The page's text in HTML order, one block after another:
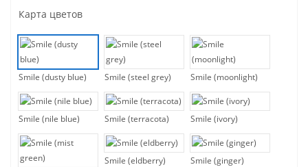
Карта цветов
Smile (dusty blue) Smile (steel grey) Smile (moonlight)
Smile (nile blue) Smile (terracota) Smile (ivory)
Smile (eldberry) Smile (ginger)